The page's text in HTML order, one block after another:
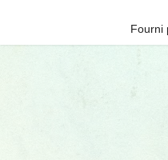
Fourni